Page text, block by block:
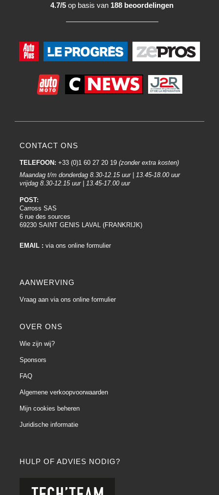
4.7/5 op basis van 188 beoordelingen
HULP OF ADVIES NODIG?
CONTACT ONS
TELEFOON: +33 (0)1 60 27 20 19 (zonder extra kosten)
Maandag t/m donderdag 8.30-12.15 uur | 13.45-18.00 uur
vrijdag 8.30-12.15 uur | 13.45-17.00 uur
POST:
Carross SAS
6 rue des sources
69230 SAINT GENIS LAVAL (FRANKRIJK)
EMAIL : via ons online formulier
AANWERVING
Vraag aan via ons online formulier
OVER ONS
Wie zijn wij?
Sponsors
FAQ
Algemene verkoopvoorwaarden
Mijn cookies beheren
Juridische informatie